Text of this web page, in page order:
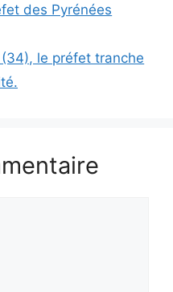
des Pyrénées
le préfet tranche